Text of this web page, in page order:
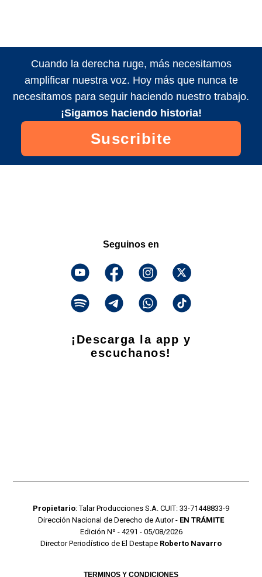
Cuando la derecha ruge, más necesitamos
amplificar nuestra voz. Hoy más que nunca te
necesitamos para seguir haciendo nuestro trabajo.
¡Sigamos haciendo historia!
Suscribite
Seguinos en
¡Descarga la app y
escuchanos!
Propietario: Talar Producciones S.A. CUIT: 33-71448833-9
Dirección Nacional de Derecho de Autor - EN TRÁMITE
Edición Nº - 4291 - 05/08/2026
Director Periodístico de El Destape Roberto Navarro
TERMINOS Y CONDICIONES